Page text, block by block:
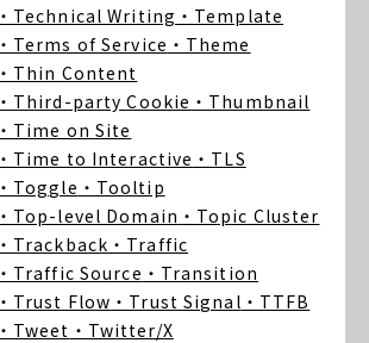
・Technical Writing ・Template
・Terms of Service ・Theme
・Thin Content
・Third-party Cookie ・Thumbnail
・Time on Site
・Time to Interactive ・TLS
・Toggle ・Tooltip
・Top-level Domain ・Topic Cluster
・Trackback ・Traffic
・Traffic Source ・Transition
・Trust Flow ・Trust Signal ・TTFB
・Tweet ・Twitter/X